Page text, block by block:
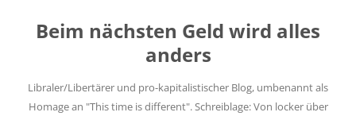
springen
Beim nächsten Geld wird alles
anders
Libraler/Libertärer und pro-kapitalistischer Blog, umbenannt als
Homage an "This time is different". Schreiblage: Von locker über